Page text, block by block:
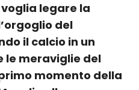
voglia legare la
del
il calcio in un
le meraviglie del
momento della